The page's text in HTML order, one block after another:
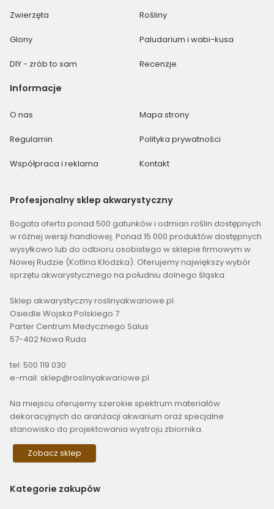
Zwierzęta Rośliny
Glony Paludarium i wabi-kusa
DIY - zrób to sam Recenzje
Informacje
O nas Mapa strony
Regulamin Polityka prywatności
Współpraca i reklama Kontakt
Profesjonalny sklep akwarystyczny
Bogata oferta ponad 500 gatunków i odmian roślin dostępnych
w różnej wersji handlowej. Ponad 15 000 produktów dostępnych
wysyłkowo lub do odbioru osobistego w sklepie firmowym w
Nowej Rudzie (Kotlina Kłodzka). Oferujemy największy wybór
sprzętu akwarystycznego na południu dolnego śląska.
Sklep akwarystyczny roslinyakwariowe.pl
Osiedle Wojska Polskiego 7
Parter Centrum Medycznego Salus
57-402 Nowa Ruda
tel: 500 119 030
e-mail: sklep@roslinyakwariowe.pl
Na miejscu oferujemy szerokie spektrum materiałów
dekoracyjnych do aranżacji akwarium oraz specjalne
stanowisko do projektowania wystroju zbiornika.
Zobacz sklep
Kategorie zakupów